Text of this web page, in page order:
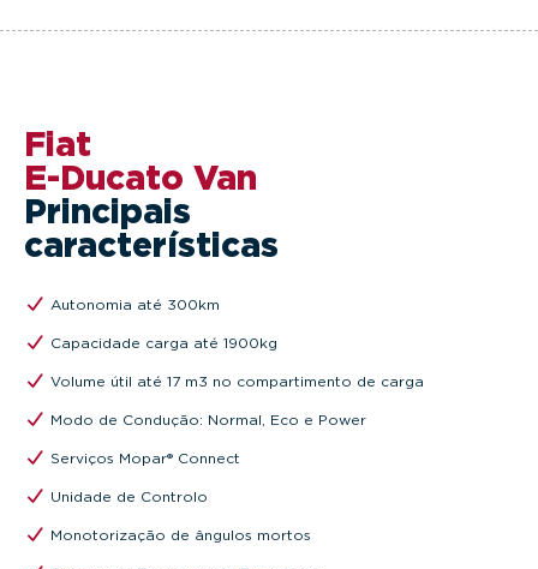
Fiat
E-Ducato Van
Principais
características
Autonomia até 300km
Capacidade carga até 1900kg
Volume útil até 17 m3 no compartimento de carga
Modo de Condução: Normal, Eco e Power
Serviços Mopar® Connect
Unidade de Controlo
Monotorização de ângulos mortos